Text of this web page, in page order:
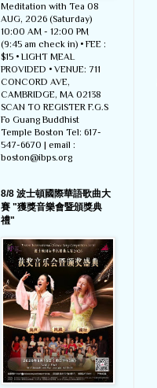
Meditation with Tea 08
AUG, 2026 (Saturday)
10:00 AM - 12:00 PM
(9:45 am check in) • FEE :
$15 • LIGHT MEAL
PROVIDED • VENUE: 711
CONCORD AVE,
CAMBRIDGE, MA 02138
SCAN TO REGISTER F.G.S
Fo Guang Buddhist
Temple Boston Tel: 617-
547-6670 | email :
boston@ibps.org
8/8 波士頓國際華語歌曲大
賽 "獲獎音樂會暨頒獎典
禮"